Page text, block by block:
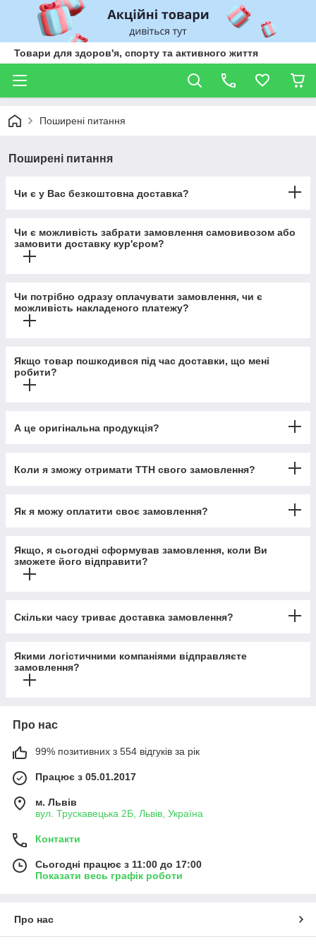
Товари для здоров'я, спорту та активного життя
Поширені питання
Поширені питання
Чи є у Вас безкоштовна доставка?
Чи є можливість забрати замовлення самовивозом або
замовити доставку кур'єром?
Чи потрібно одразу оплачувати замовлення, чи є
можливість накладеного платежу?
Якщо товар пошкодився під час доставки, що мені
робити?
А це оригінальна продукція?
Коли я зможу отримати ТТН свого замовлення?
Як я можу оплатити своє замовлення?
Якщо, я сьогодні сформував замовлення, коли Ви
зможете його відправити?
Скільки часу триває доставка замовлення?
Якими логістичними компаніями відправляєте
замовлення?
Про нас
99% позитивних з 554 відгуків за рік
Працює з 05.01.2017
м. Львів
вул. Трускавецька 2Б, Львів, Україна
Контакти
Сьогодні працює з 11:00 до 17:00
Показати весь графік роботи
Про нас